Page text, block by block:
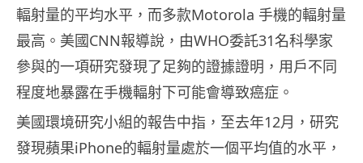
輻射量的平均水平，而多款Motorola 手機的輻射量
最高。美國CNN報導說，由WHO委託31名科學家
參與的一項研究發現了足夠的證據證明，用戶不同
程度地暴露在手機輻射下可能會導致癌症。
美國環境研究小組的報告中指，至去年12月，研究
發現蘋果iPhone的輻射量處於一個平均值的水平，